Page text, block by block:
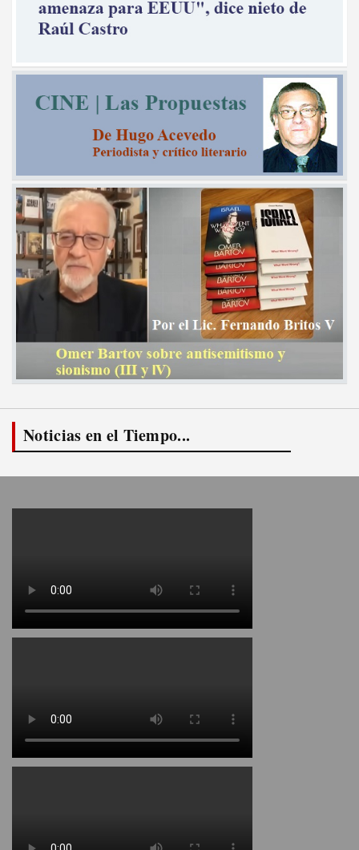
Noticias en el Tiempo...